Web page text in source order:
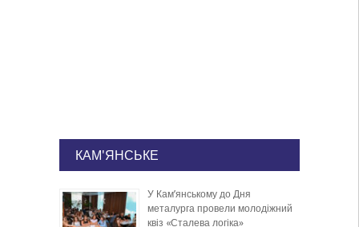
КАМ'ЯНСЬКЕ
У Кам’янському до Дня
металурга провели молодіжний
квіз «Сталева логіка»